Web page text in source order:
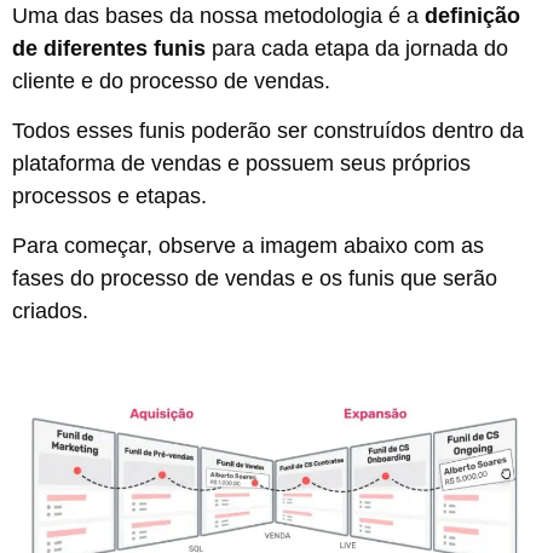
Uma das bases da nossa metodologia é a definição
de diferentes funis para cada etapa da jornada do
cliente e do processo de vendas.
Todos esses funis poderão ser construídos dentro da
plataforma de vendas e possuem seus próprios
processos e etapas.
Para começar, observe a imagem abaixo com as
fases do processo de vendas e os funis que serão
criados.